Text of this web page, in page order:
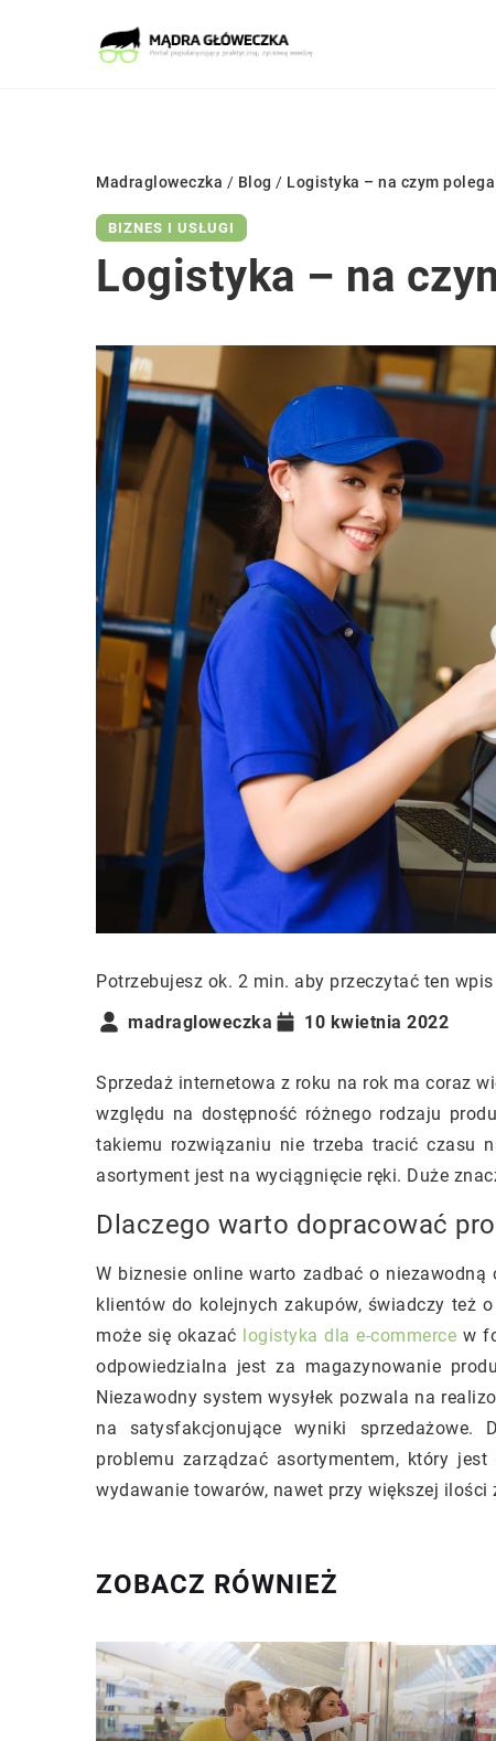
Madragloweczka / Blog / Logistyka – na czym
BIZNES I USŁUGI
Logistyka – na
Potrzebujesz ok. 2 min. aby przeczytać ten wpis
madragloweczka
10 kwietnia 2022
Sprzedaż internetowa z roku na rok ma coraz
względu na dostępność różnego rodzaju
takiemu rozwiązaniu nie trzeba tracić czasu
asortyment jest na wyciągnięcie ręki. Duże
Dlaczego warto dopracować
W biznesie online warto zadbać o niezawodną
klientów do kolejnych zakupów, świadczy też
może się okazać logistyka dla e-commerce w
odpowiedzialna jest za magazynowanie
Niezawodny system wysyłek pozwala na
na satysfakcjonujące wyniki sprzedażowe.
problemu zarządzać asortymentem, który
wydawanie towarów, nawet przy większej
ZOBACZ RÓWNIEŻ